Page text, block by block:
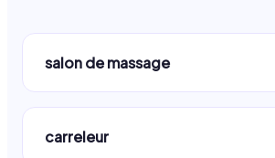
salon de massage
carreleur